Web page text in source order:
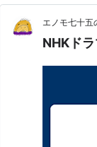
エノモ七十五
NHKド